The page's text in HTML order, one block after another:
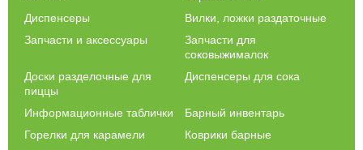
Диспенсеры
Вилки, ложки раздаточные
Запчасти и аксессуары
Запчасти для
соковыжималок
Доски разделочные для
пиццы
Диспенсеры для сока
Информационные таблички
Барный инвентарь
Горелки для карамели
Коврики барные